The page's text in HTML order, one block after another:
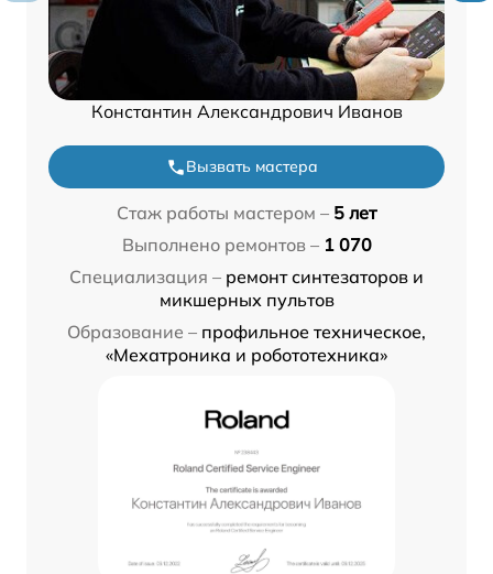
Константин Александрович Иванов
Вызвать мастера
Стаж работы мастером – 5 лет
Выполнено ремонтов – 1 070
Специализация – ремонт синтезаторов и
микшерных пультов
Образование – профильное техническое,
«Мехатроника и робототехника»